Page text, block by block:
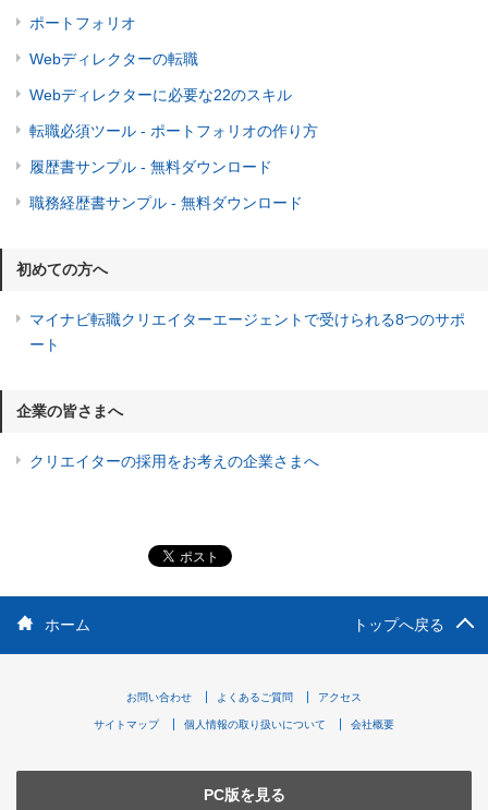
ポートフォリオ
Webディレクターの転職
Webディレクターに必要な22のスキル
転職必須ツール - ポートフォリオの作り方
履歴書サンプル - 無料ダウンロード
職務経歴書サンプル - 無料ダウンロード
初めての方へ
マイナビ転職クリエイターエージェントで受けられる8つのサポ
ート
企業の皆さまへ
クリエイターの採用をお考えの企業さまへ
ホーム トップへ戻る
お問い合わせ よくあるご質問 アクセス
サイトマップ 個人情報の取り扱いについて 会社概要
PC版を見る